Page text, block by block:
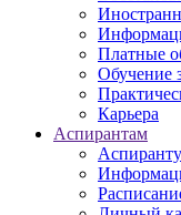
Платные
Обучение
Карьера
Аспирантам